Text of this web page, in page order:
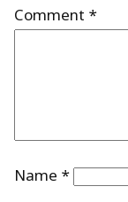
Comment *
Name *